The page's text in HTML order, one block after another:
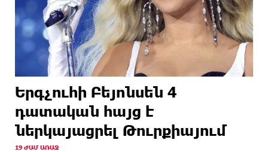
Երգչուհի Բեյոնսեն ​​4
դատական հայց է
ներկայացրել Թուրքիայում
19 ԺԱՄ ԱՌԱՋ